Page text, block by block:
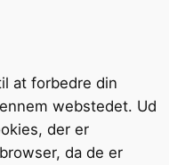
at forbedre din
webstedet. Ud
der er
da de er